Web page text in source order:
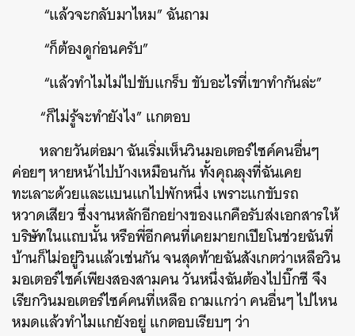
“แล้วจะกลับมาไหม”ฉันถาม
“ก็ต้องดูก่อนครับ”
“แล้วทำไมไม่ไปขับแกร็บ ขับอะไรที่เขาทำกันล่ะ”
“ก็ไม่รู้จะทำยังไง” แกตอบ
หลายวันต่อมา ฉันเริ่มเห็นวินมอเตอร์ไซค์คนอื่นๆ
ค่อยๆ หายหน้าไปบ้างเหมือนกัน ทั้งคุณลุงที่ฉันเคย
ทะเลาะด้วยและแบนแกไปพักหนึ่ง เพราะแกขับรถ
หวาดเสียว ซึ่งงานหลักอีกอย่างของแกคือรับส่งเอกสารให้
บริษัทในแถบนั้น หรือพี่อีกคนที่เคยมายกเปียโนช่วยฉันที่
บ้านก็ไม่อยู่วินแล้วเช่นกัน จนสุดท้ายฉันสังเกตว่าเหลือวิน
มอเตอร์ไซค์เพียงสองสามคน วันหนึ่งฉันต้องไปบิ๊กซี จึง
เรียกวินมอเตอร์ไซค์คนที่เหลือ ถามแกว่า คนอื่นๆ ไปไหน
หมดแล้วทำไมแกยังอยู่ แกตอบเรียบๆ ว่า